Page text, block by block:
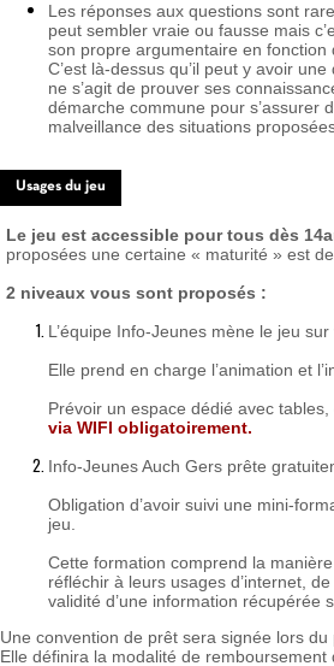
Les réponses aux questions sont
peut sembler vraie ou fausse mais
son propre argumentaire en fonction
C’est là-dessus qu’il peut y avoir
ne s’agit de prouver ses
démarche commune pour s’assurer
malveillance des situations
Usages du jeu
Le jeu est accessible pour tous dès
proposées une certaine « maturité » est de
2 niveaux vous sont proposés :
L’équipe Info-Jeunes mène le jeu sur
Elle prend en charge l’animation et
Prévoir un espace dédié avec tables,
via WIFI obligatoirement.
Info-Jeunes Auch Gers prête
Obligation d’avoir suivi une mini-
jeu.
Cette formation comprend la
réfléchir à leurs usages d’internet,
validité d’une information récupérée
Une convention de prêt sera signée lors du
Elle définira la modalité de